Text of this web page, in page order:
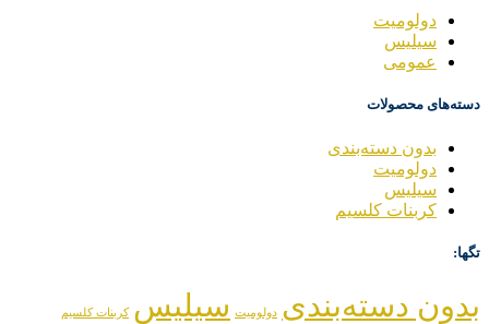
دولومیت
سیلیس
عمومی
دسته‌های محصولات
بدون دسته‌بندی
دولومیت
سیلیس
کربنات کلسیم
تگها:
بدون دسته‌بندی دولومیت سیلیس کربنات کلسیم